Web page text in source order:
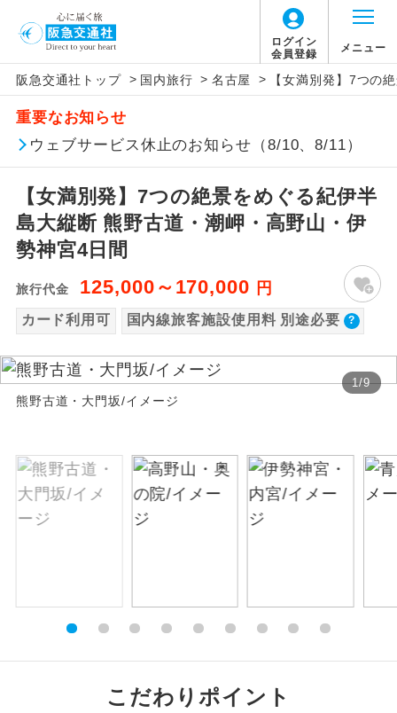
ログイン
会員登録
メニュー
阪急交通社トップ > 国内旅行 > 名古屋 > 【女満別発】7つの
重要なお知らせ
ウェブサービス休止のお知らせ（8/10、8/11）
【女満別発】7つの絶景をめぐる紀伊半
島大縦断 熊野古道・潮岬・高野山・伊
勢神宮4日間
旅行代金 125,000～170,000 円
カード利用可 国内線旅客施設使用料 別途必要
1/9
熊野古道・大門坂/イメージ
こだわりポイント
【国内旅客施設使用料について】
旅行代金に国内旅客施設使用料は含まれてお
りません。別途お支払いが必要となります。
伊丹空港往復：大人680円、子供680円、幼児
680円
新千歳空港：大人1,480円、子供1,480円、幼
児1,480円
アイコン 説明
添乗員同行
往路出発空港（駅）から復路到着空港
（駅）まで同行します。
現地添乗員同
行
現地到着空港（駅）から最終日出発空港
（駅）まで添乗員が同行します。
バスガイド乗
があります。
新コース 初登場のコースです。
世界遺産
ユネスコに登録されている文化遺産や自
然遺産を訪ねるコースです。
温泉 温泉地にも宿泊するコースです。
ご宿泊ホテルに露天風呂が付いていま
全てのお食事が付いていますので、お食
お部屋にてゆっくりとお召し上がりいた